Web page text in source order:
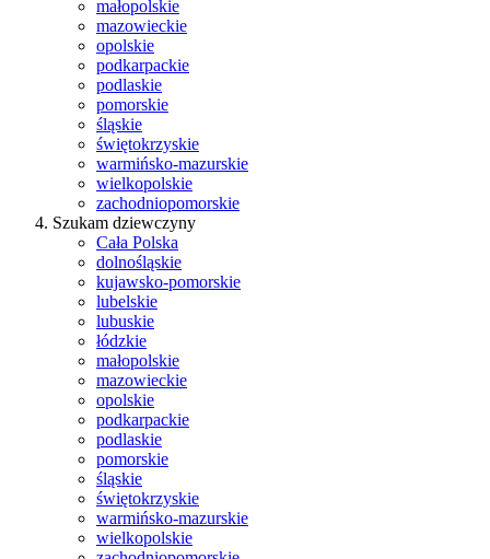
małopolskie
mazowieckie
opolskie
podkarpackie
podlaskie
pomorskie
śląskie
świętokrzyskie
warmińsko-mazurskie
wielkopolskie
zachodniopomorskie
Szukam dziewczyny
Cała Polska
dolnośląskie
kujawsko-pomorskie
lubelskie
lubuskie
łódzkie
małopolskie
mazowieckie
opolskie
podkarpackie
podlaskie
pomorskie
śląskie
świętokrzyskie
warmińsko-mazurskie
wielkopolskie